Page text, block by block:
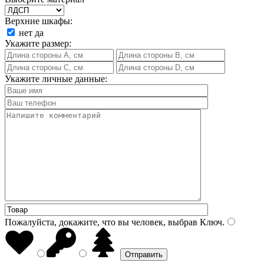
Верхние шкафы:
нет да
Укажите размер:
Укажите личные данные:
Пожалуйста, докажите, что вы человек, выбрав Ключ.